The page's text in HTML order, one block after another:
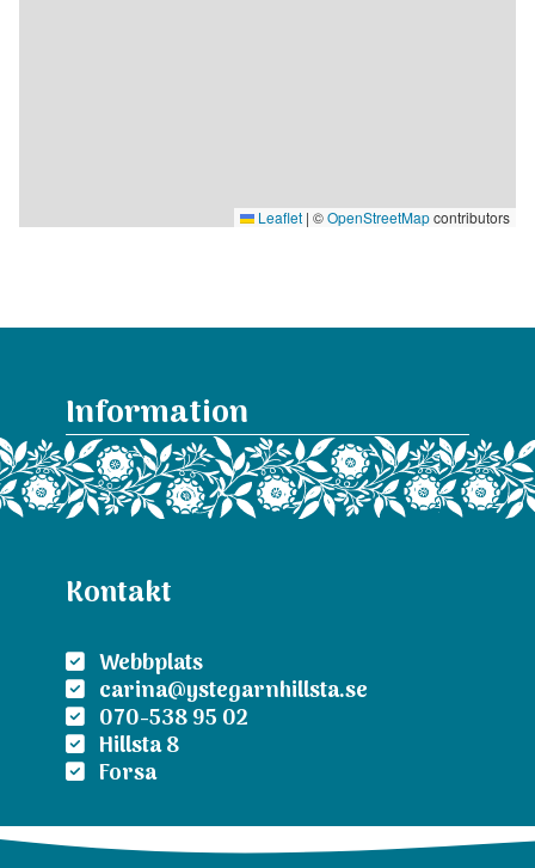
Leaflet | ©OpenStreetMapcontributors
Information
Kontakt
Webbplats
carina@ystegarnhillsta.se
070-538 95 02
Hillsta 8
Forsa